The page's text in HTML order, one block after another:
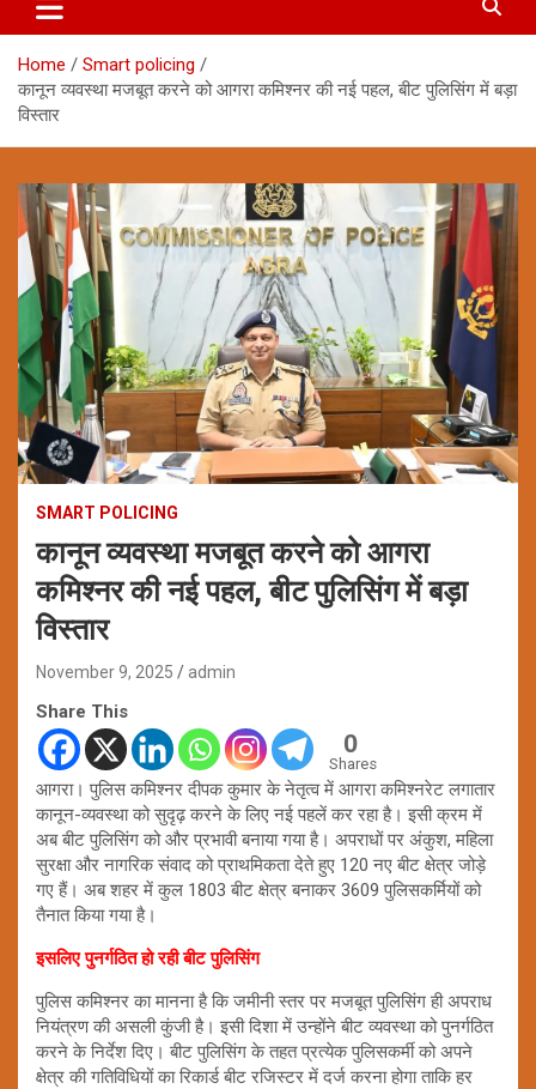
Home
Smart policing
कानून व्यवस्था मजबूत करने को आगरा कमिश्नर की नई पहल, बीट पुलिसिंग में बड़ा
विस्तार
SMART POLICING
कानून व्यवस्था मजबूत करने को आगरा
कमिश्नर की नई पहल, बीट पुलिसिंग में बड़ा
विस्तार
November 9, 2025 admin
Share This
0
Shares
आगरा। पुलिस कमिश्नर दीपक कुमार के नेतृत्व में आगरा कमिश्नरेट लगातार
कानून-व्यवस्था को सुदृढ़ करने के लिए नई पहलें कर रहा है। इसी क्रम में
अब बीट पुलिसिंग को और प्रभावी बनाया गया है। अपराधों पर अंकुश, महिला
सुरक्षा और नागरिक संवाद को प्राथमिकता देते हुए 120 नए बीट क्षेत्र जोड़े
गए हैं। अब शहर में कुल 1803 बीट क्षेत्र बनाकर 3609 पुलिसकर्मियों को
तैनात किया गया है।
इसलिए पुनर्गठित हो रही बीट पुलिसिंग
पुलिस कमिश्नर का मानना है कि जमीनी स्तर पर मजबूत पुलिसिंग ही अपराध
नियंत्रण की असली कुंजी है। इसी दिशा में उन्होंने बीट व्यवस्था को पुनर्गठित
करने के निर्देश दिए। बीट पुलिसिंग के तहत प्रत्येक पुलिसकर्मी को अपने
क्षेत्र की गतिविधियों का रिकार्ड बीट रजिस्टर में दर्ज करना होगा ताकि हर